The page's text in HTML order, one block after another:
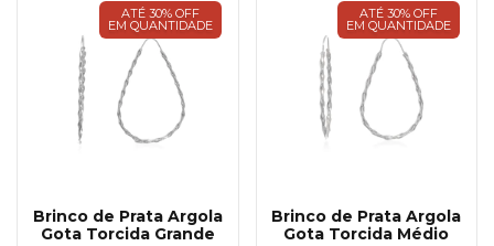
ATÉ 30% OFF
EM QUANTIDADE
Brinco de Prata Argola
Gota Torcida Grande
ATÉ 30% OFF
EM QUANTIDADE
Brinco de Prata Argola
Gota Torcida Médio